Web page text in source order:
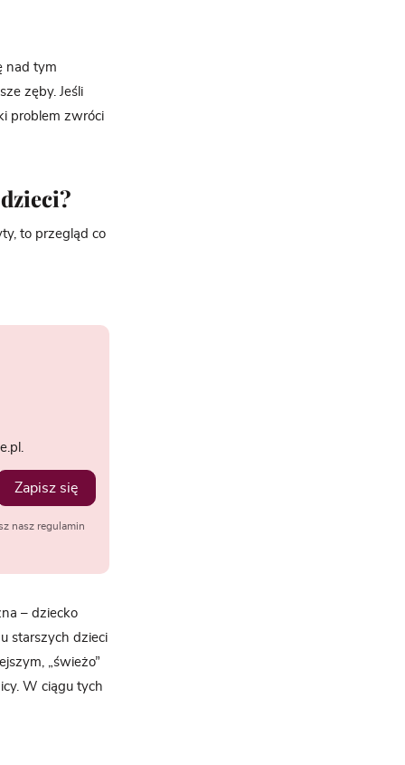
nad tym
zęby. Jeśli
problem zwróci
to przegląd co
Zapisz się
nasz regulamin
– dziecko
starszych dzieci
„świeżo”
W ciągu tych